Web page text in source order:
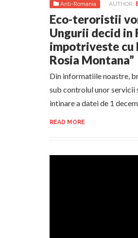
Anti-Romania AUTHOR:
Eco-teroristii
Ungurii decid in
impotriveste cu
Rosia Montana”
Din informatiile noastre,
sub controlul unor servicii
intinare a datei de 1
READ MORE